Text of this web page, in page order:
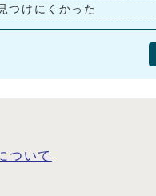
見つけにくかった
ついて